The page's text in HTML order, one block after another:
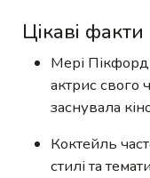
Цікаві факти
Мері
актрис
заснувала
Коктейль
стилі та